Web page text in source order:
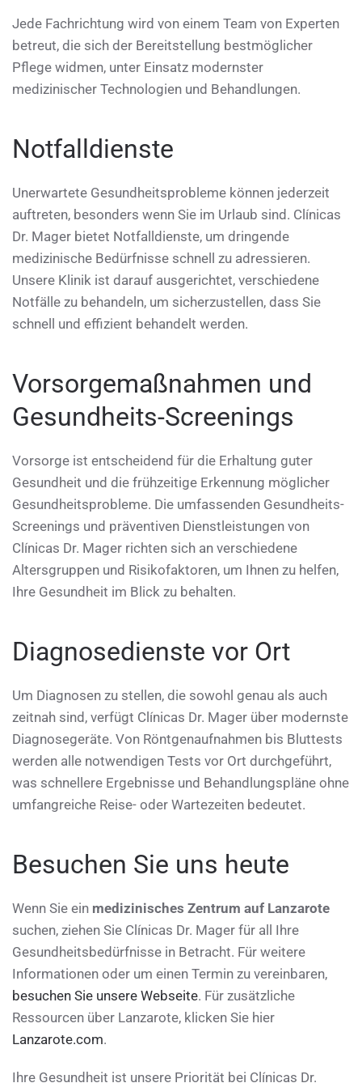
Jede Fachrichtung wird von einem Team von Experten
betreut, die sich der Bereitstellung bestmöglicher
Pflege widmen, unter Einsatz modernster
medizinischer Technologien und Behandlungen.
Notfalldienste
Unerwartete Gesundheitsprobleme können jederzeit
auftreten, besonders wenn Sie im Urlaub sind. Clínicas
Dr. Mager bietet Notfalldienste, um dringende
medizinische Bedürfnisse schnell zu adressieren.
Unsere Klinik ist darauf ausgerichtet, verschiedene
Notfälle zu behandeln, um sicherzustellen, dass Sie
schnell und effizient behandelt werden.
Vorsorgemaßnahmen und
Gesundheits-Screenings
Vorsorge ist entscheidend für die Erhaltung guter
Gesundheit und die frühzeitige Erkennung möglicher
Gesundheitsprobleme. Die umfassenden Gesundheits-
Screenings und präventiven Dienstleistungen von
Clínicas Dr. Mager richten sich an verschiedene
Altersgruppen und Risikofaktoren, um Ihnen zu helfen,
Ihre Gesundheit im Blick zu behalten.
Diagnosedienste vor Ort
Um Diagnosen zu stellen, die sowohl genau als auch
zeitnah sind, verfügt Clínicas Dr. Mager über modernste
Diagnosegeräte. Von Röntgenaufnahmen bis Bluttests
werden alle notwendigen Tests vor Ort durchgeführt,
was schnellere Ergebnisse und Behandlungspläne ohne
umfangreiche Reise- oder Wartezeiten bedeutet.
Besuchen Sie uns heute
Wenn Sie ein medizinisches Zentrum auf Lanzarote
suchen, ziehen Sie Clínicas Dr. Mager für all Ihre
Gesundheitsbedürfnisse in Betracht. Für weitere
Informationen oder um einen Termin zu vereinbaren,
besuchen Sie unsere Webseite. Für zusätzliche
Ressourcen über Lanzarote, klicken Sie hier
Lanzarote.com.
Ihre Gesundheit ist unsere Priorität bei Clínicas Dr.